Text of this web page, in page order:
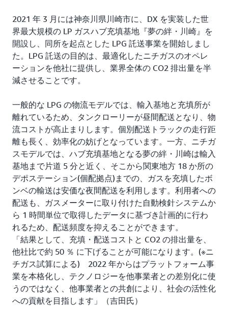
2021 年 3 月には神奈川県川崎市に、DX を実装した世
界最大規模の LP ガスハブ充填基地『夢の絆・川崎』を
開設し、同所を起点とした LPG 託送事業を開始しまし
た。LPG 託送の目的は、最適化したニチガスのオペレ
ーションを他社に提供し、業界全体の CO2 排出量を半
減させることです。
一般的な LPG の物流モデルでは、輸入基地と充填所が
離れているため、タンクローリーが昼間配送となり、物
流コストが高止まりします。個別配送トラックの走行距
離も長く、効率化の妨げとなっています。一方、ニチガ
スモデルでは、ハブ充填基地となる夢の絆・川崎は輸入
基地まで片道 5 分と近く、そこから関東地方 18 か所の
デポステーション(個配拠点)までの、ガスを充填したボ
ンベの輸送は安価な夜間配送を利用します。利用者への
配送も、ガスメーターに取り付けた自動検針システムか
ら 1 時間単位で取得したデータに基づき計画的に行わ
れるため、配送頻度を抑えることができます。
「結果として、充填・配送コストと CO2 の排出量を、
他社比で約 50 ％ に下げることが可能になります。(※ニ
チガス試算による) 2022 年からはプラットフォーム事
業を本格化し、テクノロジーを他事業者との差別化に使
うのではなく、他事業者との共創により、社会の活性化
への貢献を目指します」（吉田氏）